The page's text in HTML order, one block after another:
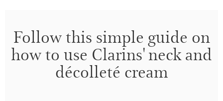
Follow this simple guide on
how to use Clarins' neck and
décolleté cream